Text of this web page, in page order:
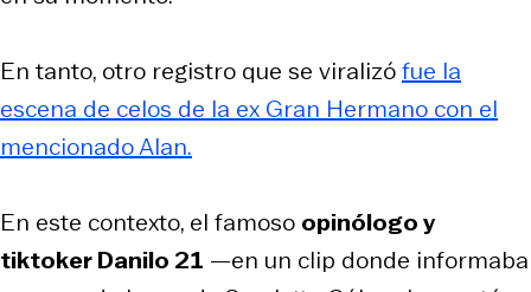
En tanto, otro registro que se viralizófue la
escena de celos de la ex Gran Hermano con el
mencionado Alan.
En este contexto, el famoso opinólogo y
tiktoker Danilo 21 —en un clip donde informaba